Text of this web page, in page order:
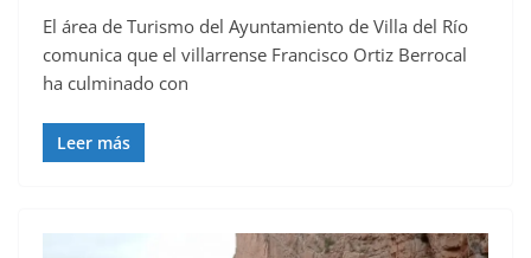
El área de Turismo del Ayuntamiento de Villa del Río
comunica que el villarrense Francisco Ortiz Berrocal
ha culminado con
Leer más